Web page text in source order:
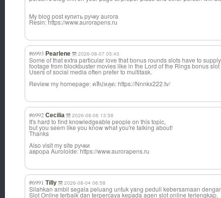
My blog post купить ручку aurora
Resin: https://www.aurorapens.ru
#6993 Pearlene 2026-08-07 05:43
Some of that extra particular love that bonus rounds slots have to
footage from blockbuster movies like in the Lord of the Rings bonus
Users of social media often prefer to multitask.
Review my homepage: คลิปหลุด: https://Nnnkx222.tv/
#6992 Cecilia 2026-08-06 13:58
It's hard to find knowledgeable people on this topic,
but you seem like you know what you're talking about!
Thanks
Also visit my site ручки
аврора Auroloide: https://www.aurorapens.ru
#6991 Tilly 2026-08-04 06:58
Silahkan ambil segala peluang untuk yang peduli kebersamaan
Slot Online terbaik dan terpercaya kepada agen slot online terlengkap,